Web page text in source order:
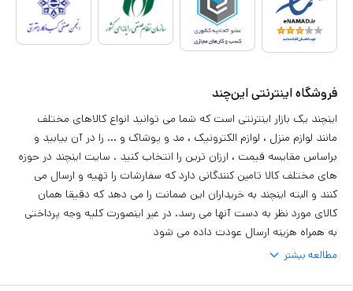
فروشگاه اینترنتی این‌چند
اینچند یک بازار اینترنتی است که شما می توانید انواع کالاهای مختلف
مانند لوازم منزل ، لوازم الکترونیک ، مد و پوشاک و ... را در آن بیابید و
براساس مقایسه قیمت ، ارزان ترین را انتخاب کنید . سایت اینچند در حوزه
های مختلف کالا تامین کنندگانی دارد که سفارشات را تهیه و ارسال می
کنند و البته اینچند به خریداران این ضمانت را می دهد که دقیقا همان
کالای مورد نظر به دست آنها می رسد. در غیر اینصورت کلیه وجه پرداختی
به همراه هزینه ارسال عودت داده می شود
مطالعه بیشتر